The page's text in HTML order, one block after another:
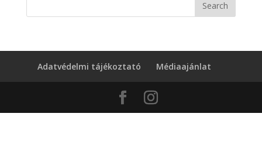
Adatvédelmi tájékoztató Médiaajánlat